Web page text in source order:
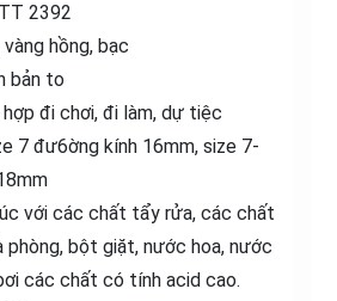
2392
hồng, bạc
bản to
đi chơi, đi làm, dự tiệc
7 đư6ờng kính 16mm, size 7-
với các chất tẩy rửa, các chất
phòng, bột giặt, nước hoa, nước
các chất có tính acid cao.